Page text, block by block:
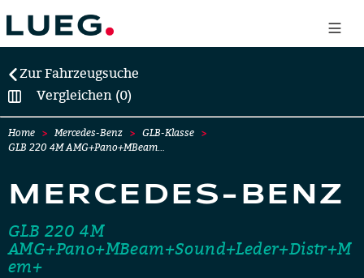
Zur Fahrzeugsuche
Vergleichen (0)
Home Mercedes-Benz
GLB-Klasse
GLB 220 4M AMG+Pano+MBeam…
MERCEDES-BENZ
GLB 220 4M
AMG+Pano+MBeam+Sound+Leder+Distr+M
em+